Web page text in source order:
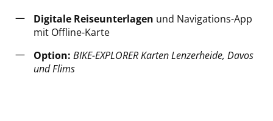
Digitale Reiseunterlagen und Navigations-App
mit Offline-Karte
Option: BIKE-EXPLORER Karten Lenzerheide, Davos
und Flims